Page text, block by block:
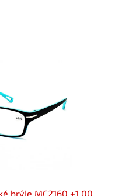
brýle MC2160 +1,00